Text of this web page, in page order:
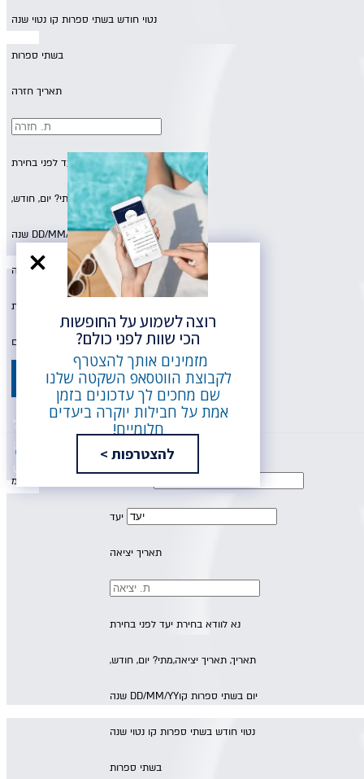
נטוי חודש בשתי ספרות קו נטוי שנה
בשתי ספרות
תאריך חזרה
נא לוודא בחירת יעד לפני בחירת
תאריך, תאריך חזרה, מתי? יום, חודש,
DD/MM/YYיום בשתי ספרות קו
נטוי חודש בשתי ספרות קו נטוי שנה
בשתי ספרות
הרכב נוסעים
חפש
הלוך ושובכיוון אחד
יעד
תאריך יציאה
נא לוודא בחירת יעד לפני בחירת
תאריך, תאריך יציאה,מתי? יום, חודש,
DD/MM/YYיום בשתי ספרות קו
נטוי חודש בשתי ספרות קו נטוי שנה
בשתי ספרות
המראה מ
מחיר לאדם בהרכב שני מבוגרים
COLOMBIA BEACH HOTEL PISSOURI
19/8/26 ארוחת בוקר
רוצה לשמוע על החופשות
הכי שוות לפני כולם?
מזמינים אותך להצטרף
לקבוצת הווטסאפ השקטה שלנו
שם מחכים לך עדכונים בזמן
אמת על חבילות יוקרה ביעדים
חלומיים!
להצטרפות >